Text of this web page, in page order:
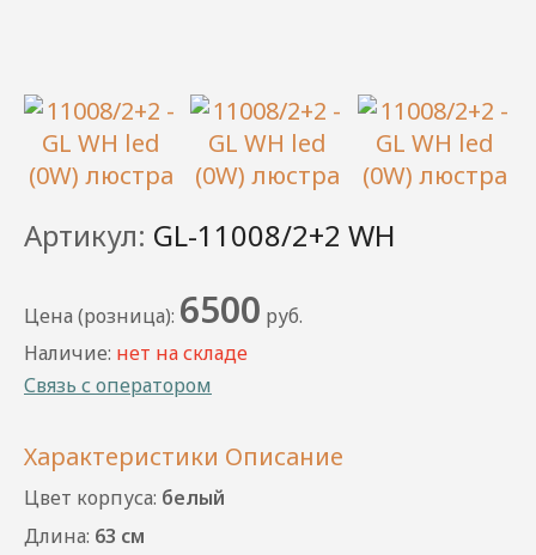
Артикул: GL-11008/2+2 WH
Цена (розница): 6500 руб.
Наличие: нет на складе
Связь с оператором
Характеристики Описание
Цвет корпуса: белый
Длина: 63 см